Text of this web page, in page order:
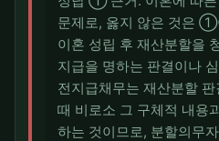
문제로, 옳지 않은 것은
이혼 성립 후 재산분할을
지급을 명하는 판결이나
전지급채무는 재산분할
때 비로소 그 구체적 내용
하는 것이므로, 분할의무